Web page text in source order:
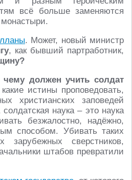
всё больше заменяются
. Может, новый министр
, как бывший партработник,
чему должен учить солдат
истины проповедовать,
христианских заповедей
наука – это наука
безжалостно, надёжно,
способом. Убивать таких
сверстников,
штабов превратили